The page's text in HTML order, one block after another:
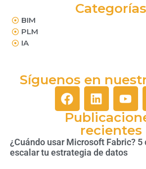
Categorías
BIM
PLM
IA
Síguenos en
recientes
¿Cuándo usar Microsoft Fabric? 5
escalar tu estrategia de datos